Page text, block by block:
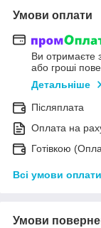
Умови оплати
Ви отримаєте
або гроші
Детальніше
Післяплата
Оплата на
Готівкою
Всі умови оплати
Умови